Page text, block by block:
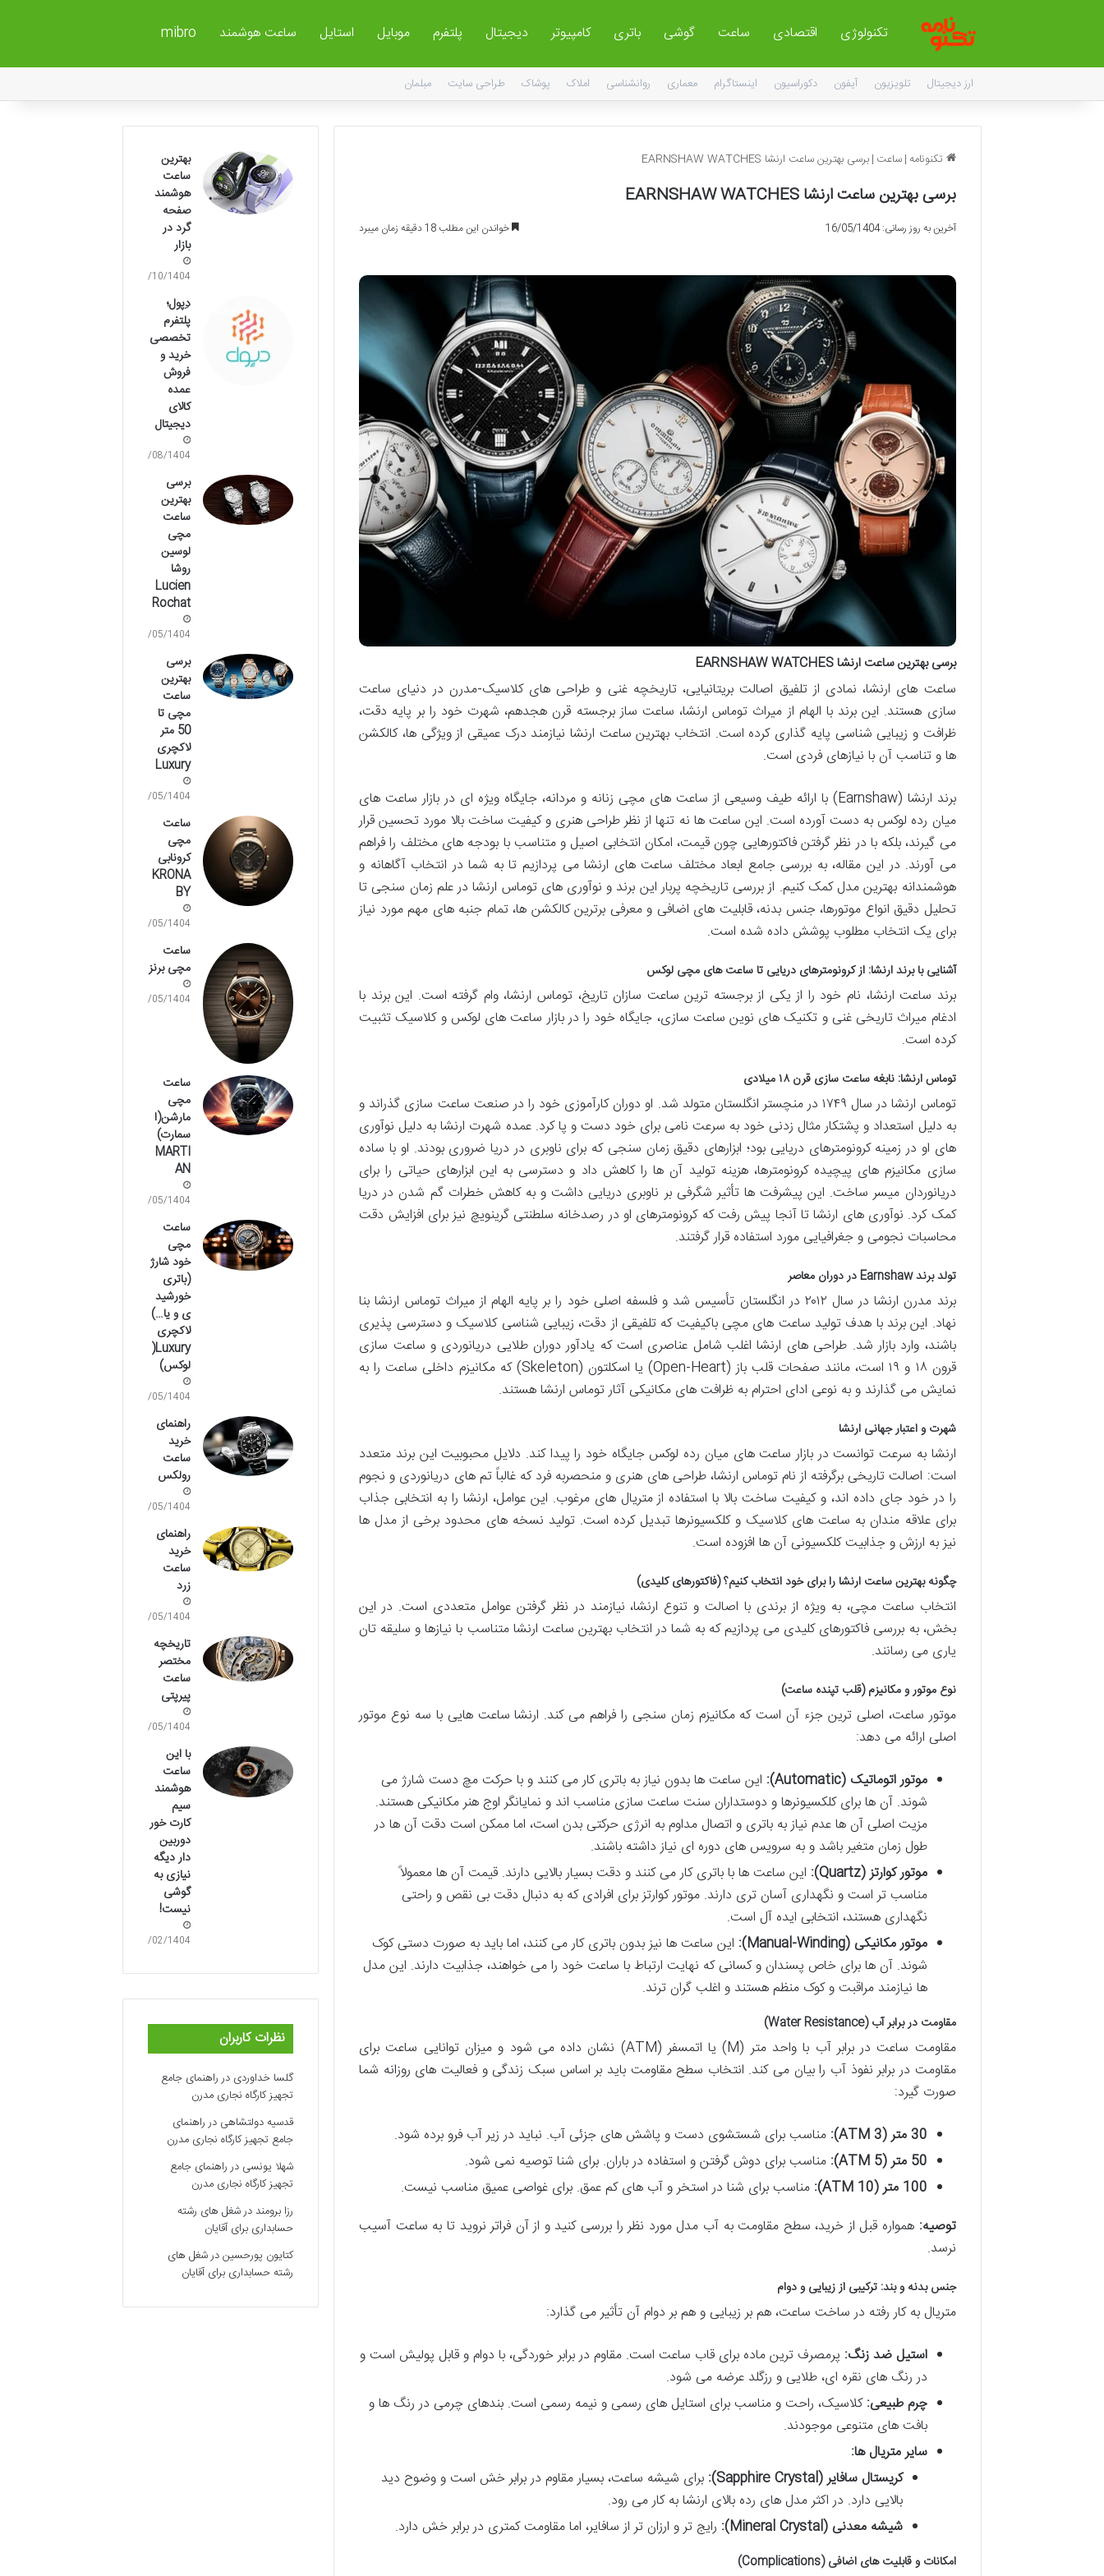
تکنولوژی اقتصادی ساعت گوشی باتری کامپیوتر دیجیتال پلتفرم موبایل استایل ساعت هوشمند mibro
ارز دیجیتال تلویزیون آیفون دکوراسیون اینستاگرام معماری روانشناسی املاک پوشاک طراحی سایت مبلمان
تکنونامه | ساعت | برسی بهترین ساعت ارنشا EARNSHAW WATCHES
برسی بهترین ساعت ارنشا EARNSHAW WATCHES
آخرین به روز رسانی: 16/05/1404 خواندن این مطلب 18 دقیقه زمان میبرد
برسی بهترین ساعت ارنشا EARNSHAW WATCHES
ساعت های ارنشا، نمادی از تلفیق اصالت بریتانیایی، تاریخچه غنی و طراحی های کلاسیک-مدرن در دنیای ساعت
سازی هستند. این برند با الهام از میراث توماس ارنشا، ساعت ساز برجسته قرن هجدهم، شهرت خود را بر پایه دقت،
ظرافت و زیبایی شناسی پایه گذاری کرده است. انتخاب بهترین ساعت ارنشا نیازمند درک عمیقی از ویژگی ها، کالکشن
ها و تناسب آن با نیازهای فردی است.
برند ارنشا (Earnshaw) با ارائه طیف وسیعی از ساعت های مچی زنانه و مردانه، جایگاه ویژه ای در بازار ساعت های
میان رده لوکس به دست آورده است. این ساعت ها نه تنها از نظر طراحی هنری و کیفیت ساخت بالا مورد تحسین قرار
می گیرند، بلکه با در نظر گرفتن فاکتورهایی چون قیمت، امکان انتخابی اصیل و متناسب با بودجه های مختلف را فراهم
می آورند. در این مقاله، به بررسی جامع ابعاد مختلف ساعت های ارنشا می پردازیم تا به شما در انتخاب آگاهانه و
هوشمندانه بهترین مدل کمک کنیم. از بررسی تاریخچه پربار این برند و نوآوری های توماس ارنشا در علم زمان سنجی تا
تحلیل دقیق انواع موتورها، جنس بدنه، قابلیت های اضافی و معرفی برترین کالکشن ها، تمام جنبه های مهم مورد نیاز
برای یک انتخاب مطلوب پوشش داده شده است.
آشنایی با برند ارنشا: از کرونومترهای دریایی تا ساعت های مچی لوکس
برند ساعت ارنشا، نام خود را از یکی از برجسته ترین ساعت سازان تاریخ، توماس ارنشا، وام گرفته است. این برند با
ادغام میراث تاریخی غنی و تکنیک های نوین ساعت سازی، جایگاه خود را در بازار ساعت های لوکس و کلاسیک تثبیت
کرده است.
توماس ارنشا: نابغه ساعت سازی قرن ۱۸ میلادی
توماس ارنشا در سال ۱۷۴۹ در منچستر انگلستان متولد شد. او دوران کارآموزی خود را در صنعت ساعت سازی گذراند و
به دلیل استعداد و پشتکار مثال زدنی خود به سرعت نامی برای خود دست و پا کرد. عمده شهرت ارنشا به دلیل نوآوری
های او در زمینه کرونومترهای دریایی بود؛ ابزارهای دقیق زمان سنجی که برای ناوبری در دریا ضروری بودند. او با ساده
سازی مکانیزم های پیچیده کرونومترها، هزینه تولید آن ها را کاهش داد و دسترسی به این ابزارهای حیاتی را برای
دریانوردان میسر ساخت. این پیشرفت ها تأثیر شگرفی بر ناوبری دریایی داشت و به کاهش خطرات گم شدن در دریا
کمک کرد. نوآوری های ارنشا تا آنجا پیش رفت که کرونومترهای او در رصدخانه سلطنتی گرینویچ نیز برای افزایش دقت
محاسبات نجومی و جغرافیایی مورد استفاده قرار گرفتند.
تولد برند Earnshaw در دوران معاصر
برند مدرن ارنشا در سال ۲۰۱۲ در انگلستان تأسیس شد و فلسفه اصلی خود را بر پایه الهام از میراث توماس ارنشا بنا
نهاد. این برند با هدف تولید ساعت های مچی باکیفیت که تلفیقی از دقت، زیبایی شناسی کلاسیک و دسترسی پذیری
باشند، وارد بازار شد. طراحی های ارنشا اغلب شامل عناصری است که یادآور دوران طلایی دریانوردی و ساعت سازی
قرون ۱۸ و ۱۹ است، مانند صفحات قلب باز (Open-Heart) یا اسکلتون (Skeleton) که مکانیزم داخلی ساعت را به
نمایش می گذارند و به نوعی ادای احترام به ظرافت های مکانیکی آثار توماس ارنشا هستند.
شهرت و اعتبار جهانی ارنشا
ارنشا به سرعت توانست در بازار ساعت های میان رده لوکس جایگاه خود را پیدا کند. دلایل محبوبیت این برند متعدد
است: اصالت تاریخی برگرفته از نام توماس ارنشا، طراحی های هنری و منحصربه فرد که غالباً تم های دریانوردی و نجوم
را در خود جای داده اند، و کیفیت ساخت بالا با استفاده از متریال های مرغوب. این عوامل، ارنشا را به انتخابی جذاب
برای علاقه مندان به ساعت های کلاسیک و کلکسیونرها تبدیل کرده است. تولید نسخه های محدود برخی از مدل ها
نیز به ارزش و جذابیت کلکسیونی آن ها افزوده است.
چگونه بهترین ساعت ارنشا را برای خود انتخاب کنیم؟ (فاکتورهای کلیدی)
انتخاب ساعت مچی، به ویژه از برندی با اصالت و تنوع ارنشا، نیازمند در نظر گرفتن عوامل متعددی است. در این
بخش، به بررسی فاکتورهای کلیدی می پردازیم که به شما در انتخاب بهترین ساعت ارنشا متناسب با نیازها و سلیقه تان
یاری می رسانند.
نوع موتور و مکانیزم (قلب تپنده ساعت)
موتور ساعت، اصلی ترین جزء آن است که مکانیزم زمان سنجی را فراهم می کند. ارنشا ساعت هایی با سه نوع موتور
اصلی ارائه می دهد:
موتور اتوماتیک (Automatic):
این ساعت ها بدون نیاز به باتری کار می کنند و با حرکت مچ دست شارژ می
شوند. آن ها برای کلکسیونرها و دوستداران سنت ساعت سازی مناسب اند و نمایانگر اوج هنر مکانیکی هستند.
مزیت اصلی آن ها عدم نیاز به باتری و اتصال مداوم به انرژی حرکتی بدن است، اما ممکن است دقت آن ها در
طول زمان متغیر باشد و به سرویس های دوره ای نیاز داشته باشند.
موتور کوارتز (Quartz):
این ساعت ها با باتری کار می کنند و دقت بسیار بالایی دارند. قیمت آن ها معمولاً
مناسب تر است و نگهداری آسان تری دارند. موتور کوارتز برای افرادی که به دنبال دقت بی نقص و راحتی
نگهداری هستند، انتخابی ایده آل است.
موتور مکانیکی (Manual-Winding):
این ساعت ها نیز بدون باتری کار می کنند، اما باید به صورت دستی کوک
شوند. آن ها برای خاص پسندان و کسانی که نهایت ارتباط با ساعت خود را می خواهند، جذابیت دارند. این مدل
ها نیازمند مراقبت و کوک منظم هستند و اغلب گران ترند.
مقاومت در برابر آب (Water Resistance)
مقاومت ساعت در برابر آب با واحد متر (M) یا اتمسفر (ATM) نشان داده می شود و میزان توانایی ساعت برای
مقاومت در برابر نفوذ آب را بیان می کند. انتخاب سطح مقاومت باید بر اساس سبک زندگی و فعالیت های روزانه شما
صورت گیرد:
30 متر (3 ATM):
مناسب برای شستشوی دست و پاشش های جزئی آب. نباید در زیر آب فرو برده شود.
50 متر (5 ATM):
مناسب برای دوش گرفتن و استفاده در باران. برای شنا توصیه نمی شود.
100 متر (10 ATM):
مناسب برای شنا در استخر و آب های کم عمق. برای غواصی عمیق مناسب نیست.
توصیه: همواره قبل از خرید، سطح مقاومت به آب مدل مورد نظر را بررسی کنید و از آن فراتر نروید تا به ساعت آسیب
نرسد.
جنس بدنه و بند: ترکیبی از زیبایی و دوام
متریال به کار رفته در ساخت ساعت، هم بر زیبایی و هم بر دوام آن تأثیر می گذارد:
استیل ضد زنگ: پرمصرف ترین ماده برای قاب ساعت است. مقاوم در برابر خوردگی، با دوام و قابل پولیش است و
در رنگ های نقره ای، طلایی و رزگلد عرضه می شود.
چرم طبیعی:کلاسیک، راحت و مناسب برای استایل های رسمی و نیمه رسمی است. بندهای چرمی در رنگ ها و
بافت های متنوعی موجودند.
سایر متریال ها:
کریستال سافایر (Sapphire Crystal):
برای شیشه ساعت، بسیار مقاوم در برابر خش است و وضوح دید
بالایی دارد. در اکثر مدل های رده بالای ارنشا به کار می رود.
شیشه معدنی (Mineral Crystal):
رایج تر و ارزان تر از سافایر، اما مقاومت کمتری در برابر خش دارد.
امکانات و قابلیت های اضافی (Complications)
بهترین
ساعت
هوشمند
صفحه
گرد در
بازار
11/10/1404
دِپول؛
پلتفرم
تخصصی
خرید و
فروش
عمده
کالای
دیجیتال
09/08/1404
برسی
بهترین
ساعت
مچی
لوسین
روشا
Lucien
Rochat
16/05/1404
برسی
بهترین
ساعت
مچی تا
50 متر
لاکچری
Luxury
16/05/1404
ساعت
مچی
کرونابی
KRONA
BY
16/05/1404
ساعت
مچی برنز
15/05/1404
ساعت
مچی
مارشن(ا
سمارت)
MARTI
AN
15/05/1404
ساعت
مچی
خود شارژ
(باتری
خورشید
ی و یا…)
لاکچری
Luxury(
لوکس)
15/05/1404
راهنمای
خرید
ساعت
رولکس
15/05/1404
راهنمای
خرید
ساعت
زرد
15/05/1404
تاریخچه
مختصر
ساعت
پیرپتی
15/05/1404
با این
ساعت
هوشمند
سیم
کارت خور
دوربین
دار دیگه
نیازی به
گوشی
نیست!
16/02/1404
نظرات کاربران
گلسا خداوردی درراهنمای جامع
تجهیز کارگاه نجاری مدرن
قدسیه دولتشاهی درراهنمای
جامع تجهیز کارگاه نجاری مدرن
شهلا یونسی درراهنمای جامع
تجهیز کارگاه نجاری مدرن
رزا برومنددرشغل های رشته
حسابداری برای آقایان
کتایون پورحسیندرشغل های
رشته حسابداری برای آقایان